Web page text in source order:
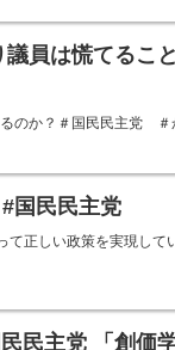
議員は慌てるこ
のか？＃国民民主党 ＃
国民民主党
て正しい政策を実現して
民主党 「創価